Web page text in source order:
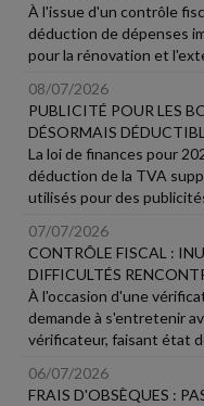
À l'issue d'un contrôle
déduction de dépenses
pour la rénovation et
08/07/2026
PUBLICITÉ POUR LES
DÉSORMAIS
La loi de finances pour
déduction de la TVA
utilisés pour des
07/07/2026
CONTRÔLE FISCAL :
DIFFICULTÉS
À l'occasion d'une
demande à s'entretenir
vérificateur, faisant état
06/07/2026
FRAIS D'OBSÈQUES :